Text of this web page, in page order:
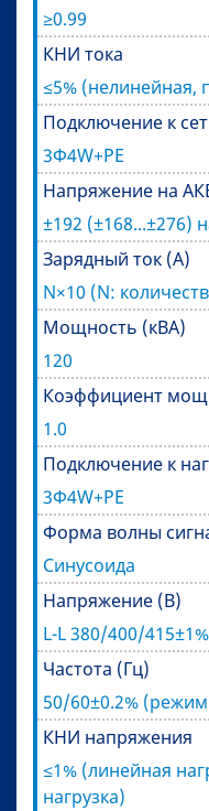
≥0.99
КНИ тока
≤5% (нелинейная,
Подключение к
3Ф4W+PE
Напряжение на
±192 (±168...±276)
Зарядный ток (А)
N×10 (N:
Мощность (кВА)
120
Коэффициент
1.0
Подключение к
3Ф4W+PE
Форма волны
Синусоида
Напряжение (В)
L-L 380/400/415±1%
Частота (Гц)
50/60±0.2%
КНИ напряжения
≤1% (линейная
нагрузка)